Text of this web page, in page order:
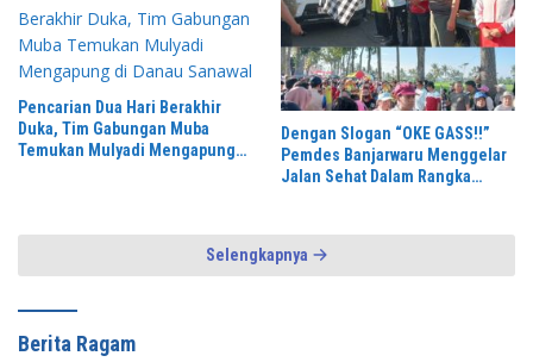
Pencarian Dua Hari Berakhir
Duka, Tim Gabungan Muba
Temukan Mulyadi Mengapung
Dengan Slogan “OKE GASS!!”
Pemdes Banjarwaru Menggelar
Jalan Sehat Dalam Rangka
Selengkapnya
Berita Ragam